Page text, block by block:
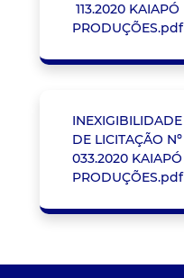
113.2020 KAIAPÓ
PRODUÇÕES.pdf
INEXIGIBILIDADE
DE LICITAÇÃO Nº
033.2020 KAIAPÓ
PRODUÇÕES.pdf